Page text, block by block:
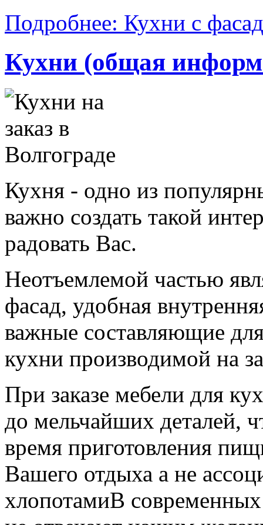
Подробнее: Кухни с
Кухни (общая
Кухня - одно из
важно создать такой
радовать Вас.
Неотъемлемой частью
фасад, удобная
важные составляющие
кухни производимой на
При заказе мебели для
до мельчайших деталей,
время приготовления
Вашего отдыха а не
хлопотамиВ